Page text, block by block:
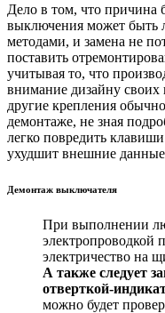
Дело в том, что причина
выключения может быть
методами, и замена не
поставить
учитывая то, что
внимание дизайну
другие крепления
демонтаже, не зная
легко повредить
ухудшит внешние
Демонтаж выключателя
При выполнении
электропроводкой
электричество на
А также следует
отверткой-
можно будет